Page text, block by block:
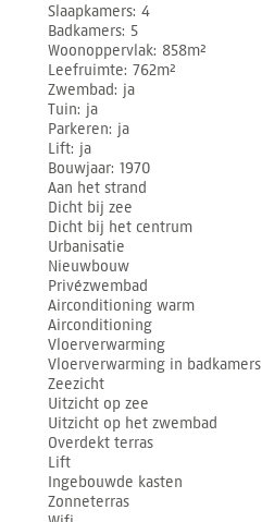
Slaapkamers 4
Badkamers 5
Woonoppervlak 858m²
Leefruimte 762m²
Zwembad ja
Tuin ja
Parkeren ja
Lift ja
Bouwjaar 1970
Aan het strand
Dicht bij zee
Dicht bij het centrum
Urbanisatie
Nieuwbouw
Privézwembad
Airconditioning warm
Airconditioning
Vloerverwarming
Vloerverwarming in badkamers
Zeezicht
Uitzicht op zee
Uitzicht op het zwembad
Overdekt terras
Lift
Ingebouwde kasten
Zonneterras